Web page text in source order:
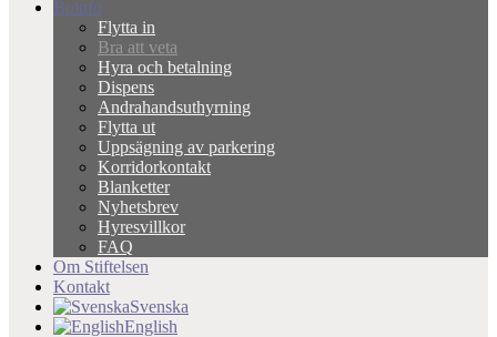
Boinfo
Flytta in
Bra att veta
Hyra och betalning
Dispens
Andrahandsuthyrning
Flytta ut
Uppsägning av parkering
Korridorkontakt
Blanketter
Nyhetsbrev
Hyresvillkor
FAQ
Om Stiftelsen
Kontakt
Svenska
English